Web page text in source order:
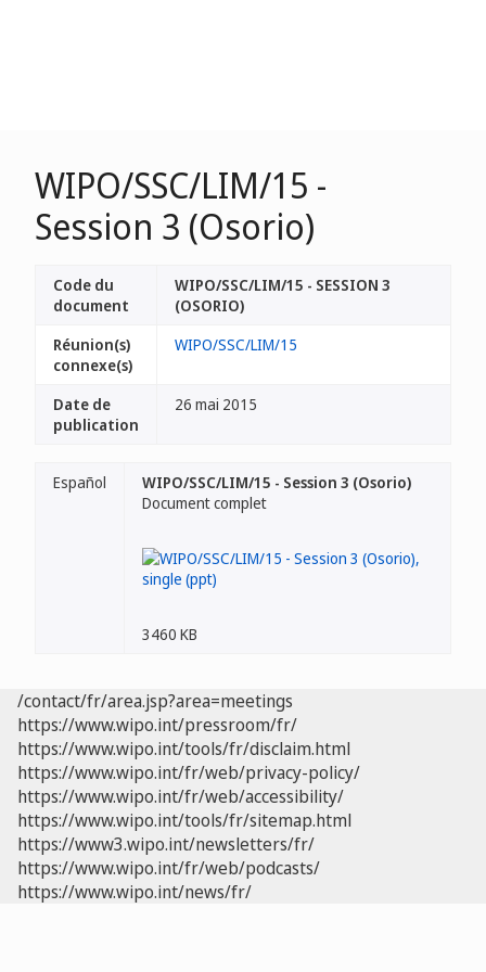
WIPO/SSC/LIM/15 -
Session 3 (Osorio)
Code du
document
WIPO/SSC/LIM/15 - SESSION 3
(OSORIO)
Réunion(s)
connexe(s)
WIPO/SSC/LIM/15
Date de
publication
26 mai 2015
Español
WIPO/SSC/LIM/15 - Session 3 (Osorio)
Document complet
3460 KB
/contact/fr/area.jsp?area=meetings
https://www.wipo.int/pressroom/fr/
https://www.wipo.int/tools/fr/disclaim.html
https://www.wipo.int/fr/web/privacy-policy/
https://www.wipo.int/fr/web/accessibility/
https://www.wipo.int/tools/fr/sitemap.html
https://www3.wipo.int/newsletters/fr/
https://www.wipo.int/fr/web/podcasts/
https://www.wipo.int/news/fr/